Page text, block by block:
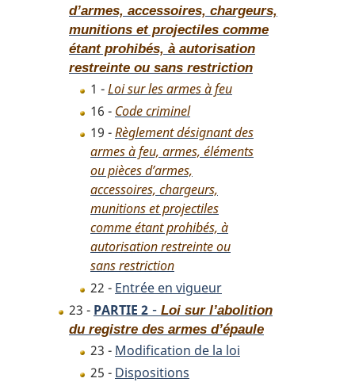
d’armes, accessoires, chargeurs,
munitions et projectiles comme
étant prohibés, à autorisation
restreinte ou sans restriction
1 -Loi sur les armes à feu
16 - Code criminel
19 -Règlement désignant des
armes à feu, armes, éléments
ou pièces d’armes,
accessoires, chargeurs,
munitions et projectiles
comme étant prohibés, à
autorisation restreinte ou
sans restriction
22 - Entrée en vigueur
23 - PARTIE 2 - Loi sur l’abolition
du registre des armes d’épaule
23 - Modification de la loi
25 - Dispositions